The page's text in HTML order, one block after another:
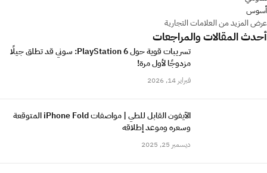
أسوس
عرض المزيد من العلامات التجارية
أحدث المقالات والمراجعات
تسريبات قوية حول PlayStation 6: سوني قد تطلق جيلًا
مزدوجًا لأول مرة!
فبراير 14, 2026
الآيفون القابل للطي | مواصفات iPhone Fold المتوقعة
وسعره وموعد إطلاقه
ديسمبر 25, 2025